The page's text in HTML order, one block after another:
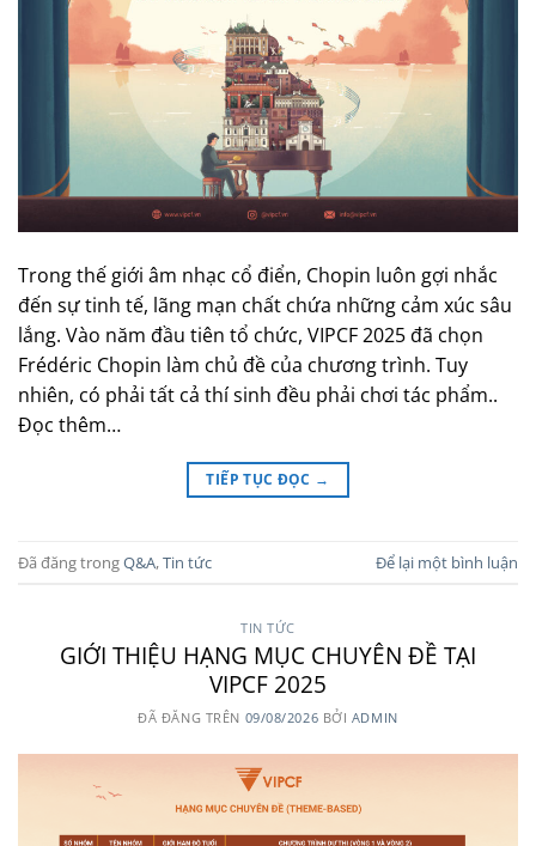
Trong thế giới âm nhạc cổ điển, Chopin luôn gợi nhắc
đến sự tinh tế, lãng mạn chất chứa những cảm xúc sâu
lắng. Vào năm đầu tiên tổ chức, VIPCF 2025 đã chọn
Frédéric Chopin làm chủ đề của chương trình. Tuy
nhiên, có phải tất cả thí sinh đều phải chơi tác phẩm..
Đọc thêm…
TIẾP TỤC ĐỌC →
Đã đăng trongQ&A,Tin tức Để lại một bình luận
TIN TỨC
GIỚI THIỆU HẠNG MỤC CHUYÊN ĐỀ TẠI
VIPCF 2025
ĐÃ ĐĂNG TRÊN 09/08/2026 BỞI ADMIN